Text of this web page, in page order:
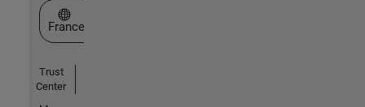
Sélectionner un site web
France
Trust
Center